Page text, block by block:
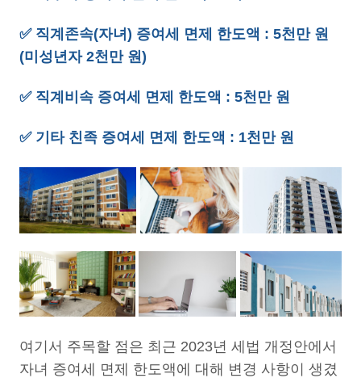
✅ 직계존속(자녀) 증여세 면제 한도액 : 5천만 원
(미성년자 2천만 원)
✅ 직계비속 증여세 면제 한도액 : 5천만 원
✅ 기타 친족 증여세 면제 한도액 : 1천만 원
여기서 주목할 점은 최근 2023년 세법 개정안에서
자녀 증여세 면제 한도액에 대해 변경 사항이 생겼